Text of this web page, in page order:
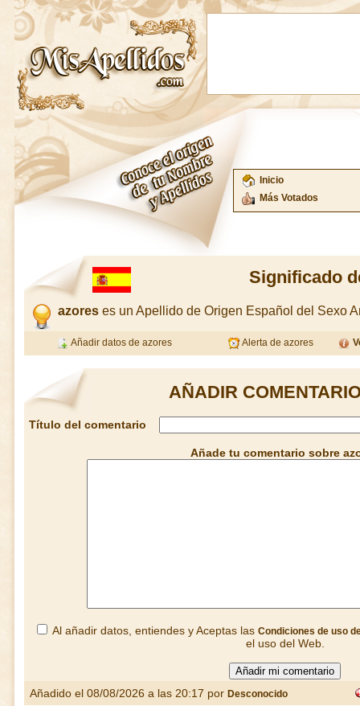
Inicio
Más Votados
Significado
azores es un Apellido de Origen Español del Sexo
Añadir datos de azores Alerta de azores
AÑADIR
Título del comentario
Añade tu comentario sobre
Al añadir datos, entiendes y Aceptas las Condiciones de uso
el uso del Web.
Añadido el 08/08/2026 a las 20:17 por Desconocido